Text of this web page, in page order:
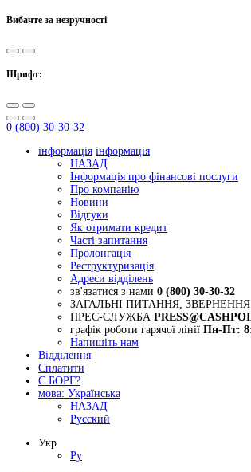
Вибачте за незручності
Шрифт:
0 (800) 30-30-32
інформація інформація
НАЗАД
Інформація про фінансові послуги
Про компанію
Новини
Відгуки
Як отримати кредит
Часті запитання
Пролонгація
Реструктуризація
Адреси відділень
зв'язатися з нами 0 (800) 30-30-32
ЗАГАЛЬНІ ПИТАННЯ,
ПРЕС-СЛУЖБА
графік роботи гарячої лінії Пн-Пт:
Напишіть нам
Відділення
Сплатити
Є БОРГ?
мова: Українська
НАЗАД
Русский
Укр
Ру